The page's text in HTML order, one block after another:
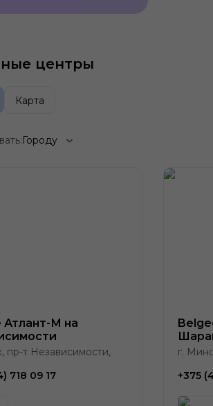
центры
Карта
Городу
Атлант-М на
пр-т Независимости,
718 09 17
г.
+375